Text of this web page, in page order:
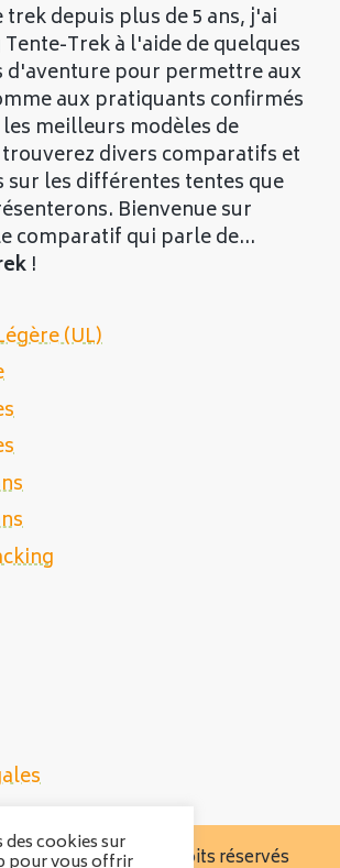
trek depuis plus de 5 ans, j'ai
Trek à l'aide de quelques
d'aventure pour permettre aux
aux pratiquants confirmés
meilleurs modèles de
divers comparatifs et
sur les différentes tentes que
Bienvenue sur
comparatif qui parle de...
!
(UL)
Tente Trek - Tous droits réservés
cookies sur